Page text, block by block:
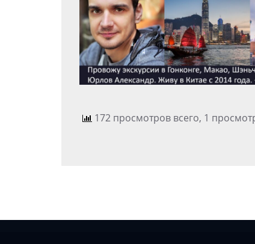
172 просмотров всего, 1